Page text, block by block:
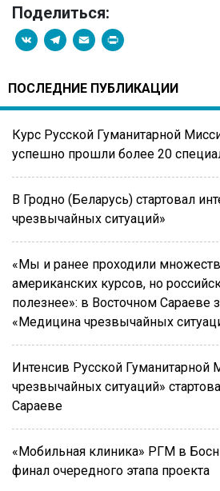
Поделиться:
VK Telegram
Email
ПОСЛЕДНИЕ ПУБЛИКАЦИИ
Курс Русской Гуманитарной
успешно прошли более 20
В Гродно (Беларусь) стартовал
чрезвычайных ситуаций»
«Мы и ранее проходили
американских курсов, но
полезнее»: в Восточном Сараеве
«Медицина чрезвычайных
Интенсив Русской
чрезвычайных ситуаций»
Сараеве
«Мобильная клиника» РГМ в
финал очередного этапа проекта